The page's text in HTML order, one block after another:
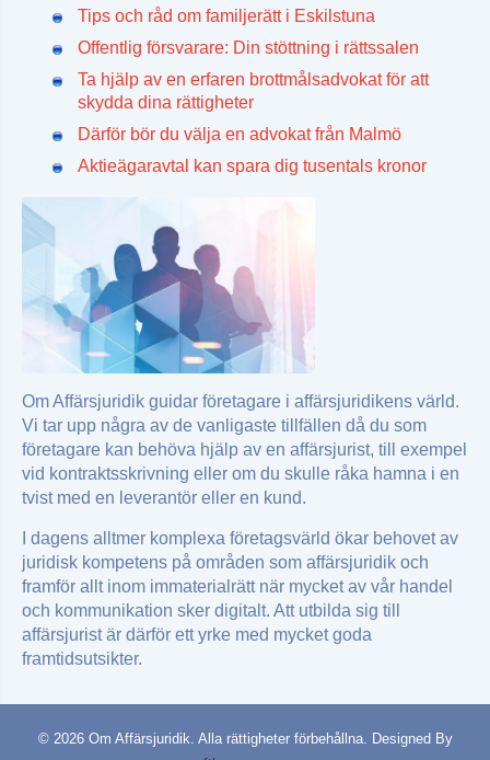
Tips och råd om familjerätt i Eskilstuna
Offentlig försvarare: Din stöttning i rättssalen
Ta hjälp av en erfaren brottmålsadvokat för att
skydda dina rättigheter
Därför bör du välja en advokat från Malmö
Aktieägaravtal kan spara dig tusentals kronor
Om Affärsjuridik guidar företagare i affärsjuridikens värld.
Vi tar upp några av de vanligaste tillfällen då du som
företagare kan behöva hjälp av en affärsjurist, till exempel
vid kontraktsskrivning eller om du skulle råka hamna i en
tvist med en leverantör eller en kund.
I dagens alltmer komplexa företagsvärld ökar behovet av
juridisk kompetens på områden som affärsjuridik och
framför allt inom immaterialrätt när mycket av vår handel
och kommunikation sker digitalt. Att utbilda sig till
affärsjurist är därför ett yrke med mycket goda
framtidsutsikter.
© 2026 Om Affärsjuridik. Alla rättigheter förbehållna. Designed By